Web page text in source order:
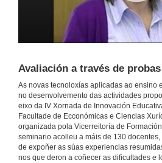
Avaliación a través de
As novas tecnoloxías aplicadas ao ensino
no desenvolvemento das actividades
eixo da IV Xornada de Innovación
Facultade de Ecconómicas e Ciencias
organizada pola Vicerreitoría de
seminario acolleu a máis de 130
de expoñer as súas experiencias
nos que deron a coñecer as dificultades e
11 de dec. de 2009
Quenda de
11 de dec. de 2009
11 de dec. de